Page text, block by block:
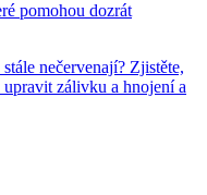
pomohou dozrát
nečervenají? Zjistěte,
zálivku a hnojení a